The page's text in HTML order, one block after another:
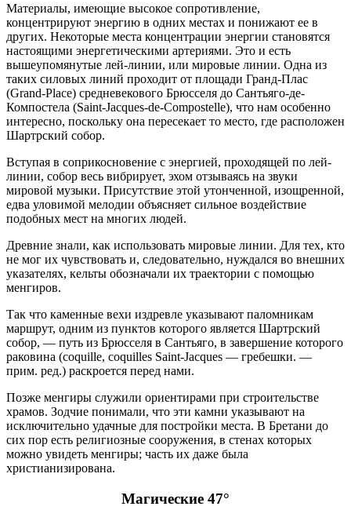
Материалы, имеющие высокое сопротивление,
концентрируют энергию в одних местах и понижают ее в
других. Некоторые места концентрации энергии становятся
настоящими энергетическими артериями. Это и есть
вышеупомянутые лей-линии, или мировые линии. Одна из
таких силовых линий проходит от площади Гранд-Плас
(Grand-Place) средневекового Брюсселя до Сантьяго-де-
Компостела (Saint-Jacques-de-Compostelle), что нам особенно
интересно, поскольку она пересекает то место, где расположен
Шартрский собор.
Вступая в соприкосновение с энергией, проходящей по лей-
линии, собор весь вибрирует, эхом отзываясь на звуки
мировой музыки. Присутствие этой утонченной, изощренной,
едва уловимой мелодии объясняет сильное воздействие
подобных мест на многих людей.
Древние знали, как использовать мировые линии. Для тех, кто
не мог их чувствовать и, следовательно, нуждался во внешних
указателях, кельты обозначали их траектории с помощью
менгиров.
Так что каменные вехи издревле указывают паломникам
маршрут, одним из пунктов которого является Шартрский
собор, — путь из Брюсселя в Сантьяго, в завершение которого
раковина (coquille, coquilles Saint-Jacques — гребешки. —
прим. ред.) раскроется перед нами.
Позже менгиры служили ориентирами при строительстве
храмов. Зодчие понимали, что эти камни указывают на
исключительно удачные для постройки места. В Бретани до
сих пор есть религиозные сооружения, в стенах которых
можно увидеть менгиры; часть их даже была
христианизирована.
Магические 47°